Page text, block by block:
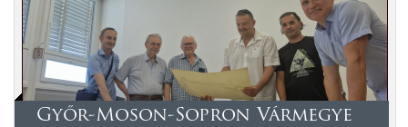
Győr-Moson-Sopron Vármegye